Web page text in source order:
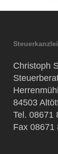
Christoph
84503
Tel. 08671
Fax 08671